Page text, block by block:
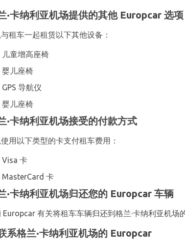
·卡纳利亚机场提供的其他 Europcar 选项
租车一起租赁以下其他设备：
儿童增高座椅
婴儿座椅
GPS 导航仪
婴儿座椅
·卡纳利亚机场接受的付款方式
用以下类型的卡支付租车费用：
Visa 卡
MasterCard 卡
·卡纳利亚机场归还您的 Europcar 车辆
Europcar 有关将租车车辆归还到格兰·卡纳利亚机
系格兰·卡纳利亚机场的 Europcar